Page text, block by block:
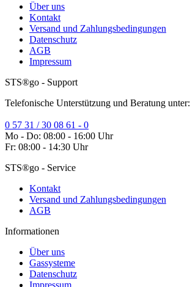
Über uns
Kontakt
Versand und Zahlungsbedingungen
Datenschutz
AGB
Impressum
STS®go - Support
Telefonische Unterstützung und Beratung unter:
0 57 31 / 30 08 61 - 0
Mo - Do: 08:00 - 16:00 Uhr
Fr: 08:00 - 14:30 Uhr
STS®go - Service
Kontakt
Versand und Zahlungsbedingungen
AGB
Informationen
Über uns
Gassysteme
Datenschutz
Impressum